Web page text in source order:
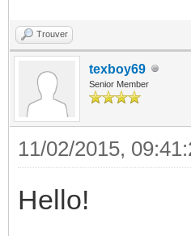
Trouver
texboy69
Senior Member
11/02/2015,
Hello!